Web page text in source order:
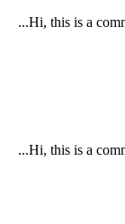
Hi, this is a
Hi, this is a